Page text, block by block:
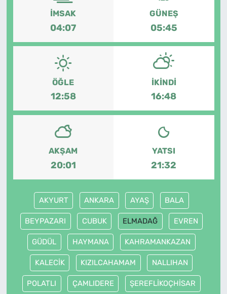
İMSAK
04:07
GÜNEŞ
05:45
ÖĞLE
12:58
İKINDI
16:48
AKŞAM
20:01
YATSI
21:32
AKYURT ANKARA AYAŞ BALA
BEYPAZARI CUBUK ELMADAĞ EVREN
GÜDÜL HAYMANA KAHRAMANKAZAN
KALECİK KIZILCAHAMAM NALLIHAN
POLATLI ÇAMLIDERE ŞEREFLİKOÇHİSAR